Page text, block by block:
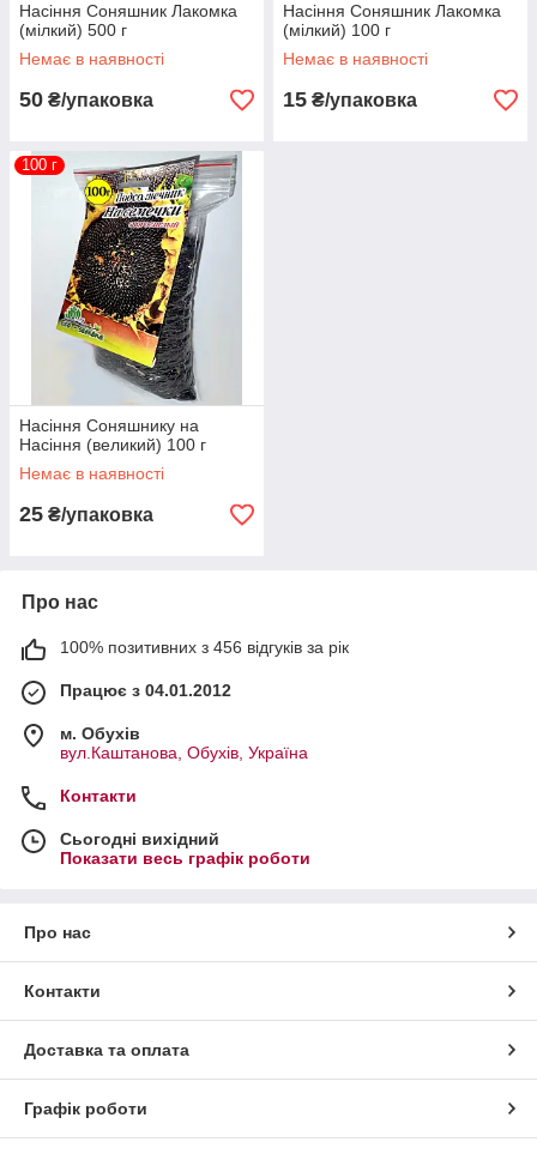
Насіння Соняшник Лакомка
(мілкий) 500 г
Немає в наявності
50 ₴/упаковка
Насіння Соняшник Лакомка
(мілкий) 100 г
Немає в наявності
15 ₴/упаковка
100 г
Насіння Соняшнику на
Насіння (великий) 100 г
Немає в наявності
25 ₴/упаковка
Про нас
100% позитивних з 456 відгуків за рік
Працює з 04.01.2012
м. Обухів
вул.Каштанова, Обухів, Україна
Контакти
Сьогодні вихідний
Показати весь графік роботи
Про нас
Контакти
Доставка та оплата
Графік роботи